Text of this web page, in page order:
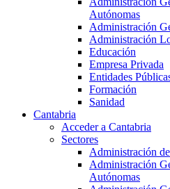
Autónomas
Administración
Administración
Educación
Empresa Privada
Entidades
Formación
Sanidad
Cantabria
Acceder a Cantabria
Sectores
Administración
Administración
Autónomas